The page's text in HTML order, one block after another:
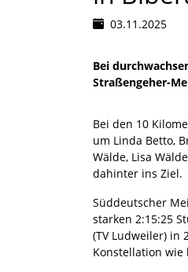
03.11.2025
Bei
Straßengeher-
Bei den 10
um Linda Betto,
Wälde, Lisa
dahinter ins Ziel.
Süddeutscher
starken 2:15:25
(TV Ludweiler) in
Konstellation wie